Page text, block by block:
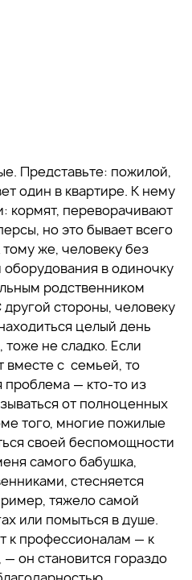
Представьте: пожилой,
один в квартире. К нему
кормят, переворачивают
но это бывает всего
же, человеку без
в одиночку
родственником
стороны, человеку
целый день
не сладко. Если
вместе с семьей, то
проблема — кто-то из
от полноценных
того, многие пожилые
своей беспомощности
самого бабушка,
стесняется
тяжело самой
или помыться в душе.
к профессионалам — к
он становится гораздо